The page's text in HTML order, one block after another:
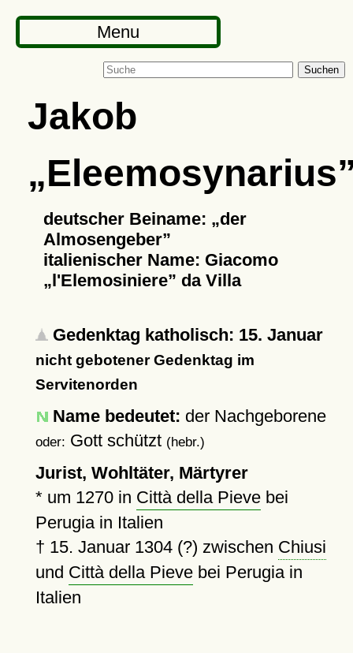
Menu
Suchen
Jakob
Eleemosynarius
deutscher Beiname:
der
Almosengeber
italienischer Name: Giacomo
l'Elemosiniere
da Villa
Gedenktag katholisch: 15. Januar
nicht gebotener Gedenktag im
Servitenorden
Name bedeutet: der Nachgeborene
oder: Gott schützt (hebr.)
Jurist, Wohltäter, Märtyrer
* um 1270in Città della Pievebei
Perugia in Italien
† 15. Januar 1304 (?) zwischen Chiusi
und Città della Pievebei Perugia in
Italien